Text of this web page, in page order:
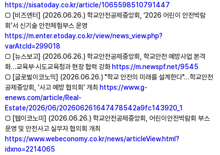
https://sisatoday.co.kr/article/1065598510791447
□ [비즈엔터] (2026.06.26.) 학교안전공제중앙회, ‘2026 어린이 안전박람
회’서 신기술 안전체험부스 운영
https://m.enter.etoday.co.kr/view/news_view.php?
varAtcId=299018
□ [뉴스보고] (2026.06.26.) 학교안전공제중앙회, 학교안전 예방사업 본격
화…교육부·시도교육청과 현장 협력 강화 https://m.newspf.net/9545
□ [글로벌이코노믹] (2026.06.26.) "학교 안전의 미래를 설계한다"…학교안전
공제중앙회, ‘사고 예방 협의회’ 개최 https://www.g-
enews.com/article/Real-
Estate/2026/06/202606261647478542a9fc143920_1
□ [웹이코노미] (2026.06.26.) 학교안전공제중앙회, 어린이안전박람회 부스
운영 및 안전사고 실무자 협의회 개최
https://www.webeconomy.co.kr/news/articleView.html?
idxno=2214065